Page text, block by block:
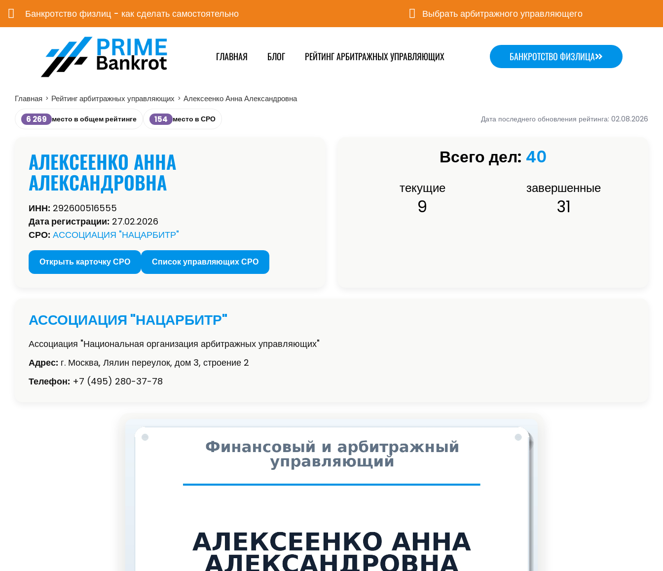
Банкротство физлиц - как сделать самостоятельно Выбрать арбитражного управляющего
ГЛАВНАЯ БЛОГ РЕЙТИНГ АРБИТРАЖНЫХ УПРАВЛЯЮЩИХ БАНКРОТСТВО ФИЗЛИЦА
Главная > Рейтинг арбитражных управляющих > Алексеенко Анна Александровна
6 269 место в общем рейтинге 154 место в СРО Дата последнего обновления рейтинга: 02.08.2026
АЛЕКСЕЕНКО АННА
АЛЕКСАНДРОВНА
ИНН: 292600516555
Дата регистрации: 27.02.2026
СРО: АССОЦИАЦИЯ "НАЦАРБИТР"
Открыть карточку СРО Список управляющих СРО
Всего дел: 40
текущие
9
завершенные
31
АССОЦИАЦИЯ "НАЦАРБИТР"
Ассоциация "Национальная организация арбитражных управляющих"
Адрес: г. Москва, Лялин переулок, дом 3, строение 2
Телефон: +7 (495) 280-37-78